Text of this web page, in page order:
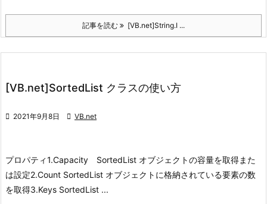
記事を読む [VB.net]String.I ...
[VB.net]SortedList クラスの使い方
 2021年9月8日  VB.net
プロパティ1.Capacity SortedList オブジェクトの容量を取得また
は設定2.Count SortedList オブジェクトに格納されている要素の数
を取得3.Keys SortedList ...